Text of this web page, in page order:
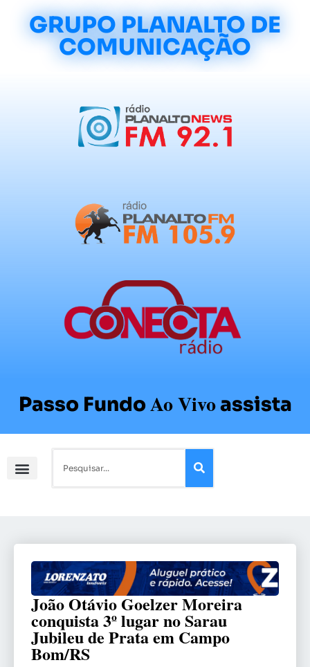
GRUPO PLANALTO DE
COMUNICAÇÃO
Passo FundoAo Vivoassista
João Otávio Goelzer Moreira
conquista 3º lugar no Sarau
Jubileu de Prata em Campo
Bom/RS